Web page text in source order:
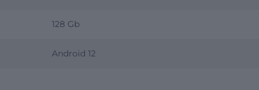
128 Gb
Android 12